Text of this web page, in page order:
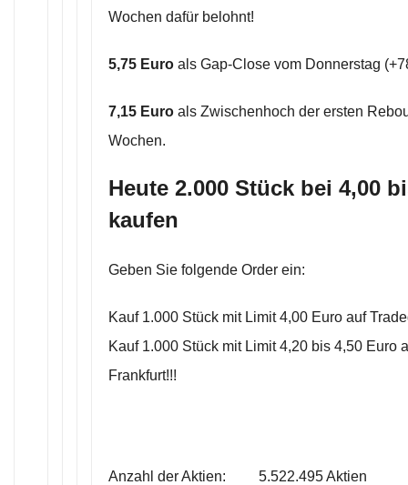
Wochen dafür belohnt!
5,75 Euro als Gap-Close vom Donnerstag
7,15 Euro als Zwischenhoch der ersten
Wochen.
Heute 2.000 Stück bei 4,00
kaufen
Geben Sie folgende Order ein:
Kauf 1.000 Stück mit Limit 4,00 Euro auf
Kauf 1.000 Stück mit Limit 4,20 bis 4,50 Euro
Frankfurt!!!
Anzahl der Aktien: 5.522.495 Aktien